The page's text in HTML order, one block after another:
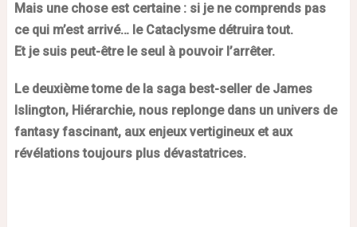
Mais une chose est certaine : si je ne comprends pas
ce qui m’est arrivé… le Cataclysme détruira tout.
Et je suis peut-être le seul à pouvoir l’arrêter.
Le deuxième tome de la saga best-seller de James
Islington, Hiérarchie, nous replonge dans un univers de
fantasy fascinant, aux enjeux vertigineux et aux
révélations toujours plus dévastatrices.